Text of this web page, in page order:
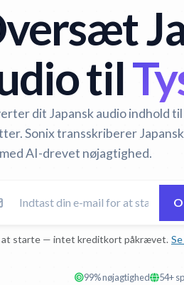
til
dit Japansk audio indhold
Sonix transskriberer
AI-drevet nøjagtighed.
at starte — intet kreditkort påkrævet.
99% nøjagtighed 54+